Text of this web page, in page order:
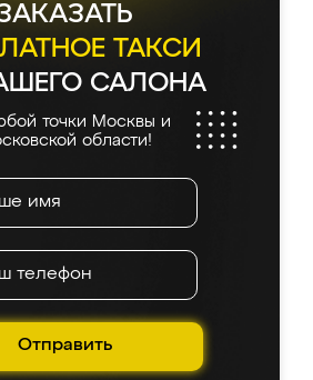
ТАКСИ
САЛОНА
точки Москвы и
области!
Отправить